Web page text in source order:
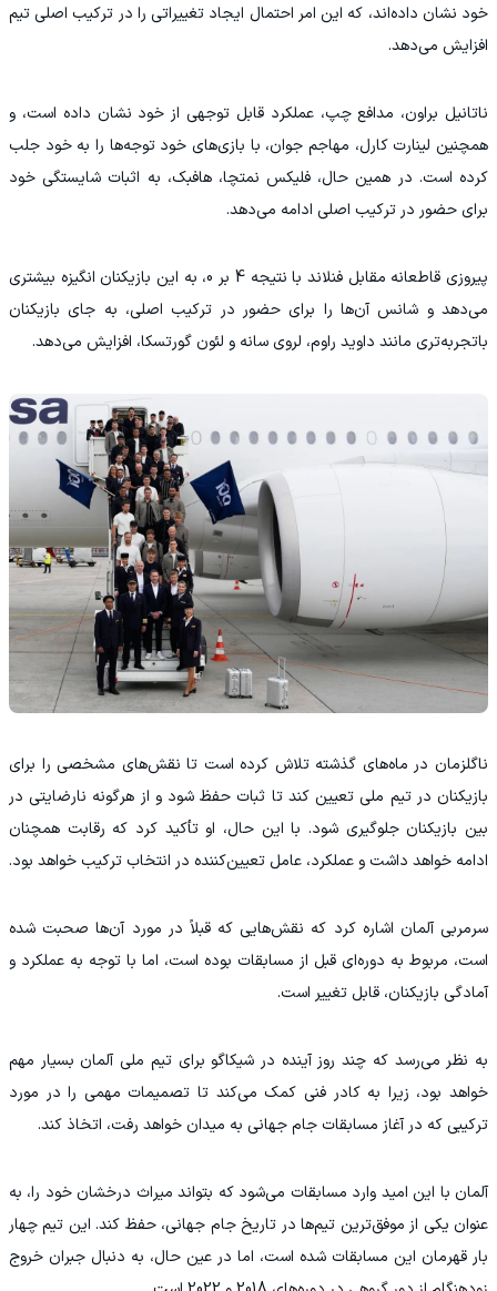
خود نشان داده‌اند، که این امر احتمال ایجاد تغییراتی را در ترکیب اصلی تیم
افزایش می‌دهد.
ناتانیل براون، مدافع چپ، عملکرد قابل توجهی از خود نشان داده است، و
همچنین لینارت کارل، مهاجم جوان، با بازی‌های خود توجه‌ها را به خود جلب
کرده است. در همین حال، فلیکس نمتچا، هافبک، به اثبات شایستگی خود
برای حضور در ترکیب اصلی ادامه می‌دهد.
پیروزی قاطعانه مقابل فنلاند با نتیجه 4 بر 0، به این بازیکنان انگیزه بیشتری
می‌دهد و شانس آن‌ها را برای حضور در ترکیب اصلی، به جای بازیکنان
باتجربه‌تری مانند داوید راوم، لروی سانه و لئون گورتسکا، افزایش می‌دهد.
ناگلزمان در ماه‌های گذشته تلاش کرده است تا نقش‌های مشخصی را برای
بازیکنان در تیم ملی تعیین کند تا ثبات حفظ شود و از هرگونه نارضایتی در
بین بازیکنان جلوگیری شود. با این حال، او تأکید کرد که رقابت همچنان
ادامه خواهد داشت و عملکرد، عامل تعیین‌کننده در انتخاب ترکیب خواهد بود.
سرمربی آلمان اشاره کرد که نقش‌هایی که قبلاً در مورد آن‌ها صحبت شده
است، مربوط به دوره‌ای قبل از مسابقات بوده است، اما با توجه به عملکرد و
آمادگی بازیکنان، قابل تغییر است.
به نظر می‌رسد که چند روز آینده در شیکاگو برای تیم ملی آلمان بسیار مهم
خواهد بود، زیرا به کادر فنی کمک می‌کند تا تصمیمات مهمی را در مورد
ترکیبی که در آغاز مسابقات جام جهانی به میدان خواهد رفت، اتخاذ کند.
آلمان با این امید وارد مسابقات می‌شود که بتواند میراث درخشان خود را، به
عنوان یکی از موفق‌ترین تیم‌ها در تاریخ جام جهانی، حفظ کند. این تیم چهار
بار قهرمان این مسابقات شده است، اما در عین حال، به دنبال جبران خروج